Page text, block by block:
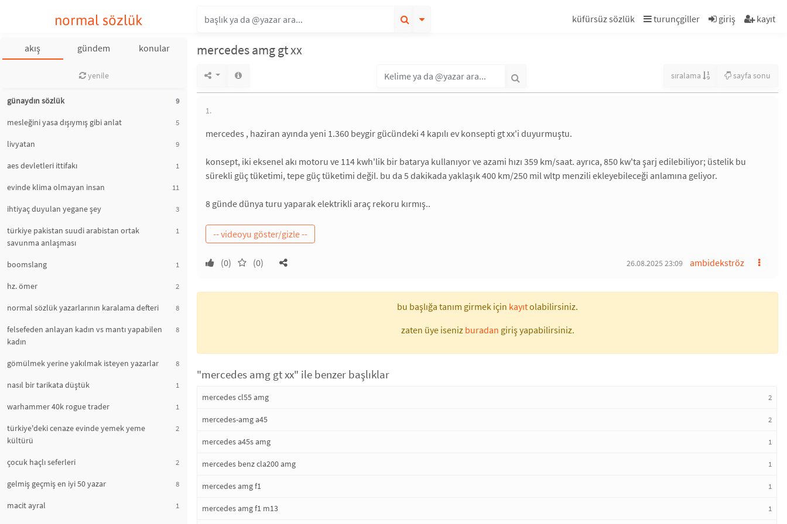
normal sözlük küfürsüz sözlük turunçgiller giriş kayıt
akış gündem konular
yenile
günaydın sözlük 9
mesleğini yasa dışıymış gibi anlat 5
livyatan 9
aes devletleri ittifakı 1
evinde klima olmayan insan 11
ihtiyaç duyulan yegane şey 3
türkiye pakistan suudi arabistan ortak
savunma anlaşması
1
boomslang 1
hz. ömer 2
normal sözlük yazarlarının karalama defteri 8
felsefeden anlayan kadın vs mantı yapabilen
kadın
8
gömülmek yerine yakılmak isteyen yazarlar 8
nasıl bir tarikata düştük 1
warhammer 40k rogue trader 1
türkiye'deki cenaze evinde yemek yeme
kültürü
2
çocuk haçlı seferleri 2
gelmiş geçmiş en iyi 50 yazar 8
macit ayral 1
mercedes amg gt xx
sıralama sayfa sonu
1.
mercedes , haziran ayında yeni 1.360 beygir gücündeki 4 kapılı ev konsepti gt xx'i duyurmuştu.
konsept, iki eksenel akı motoru ve 114 kwh'lik bir batarya kullanıyor ve azami hızı 359 km/saat. ayrıca, 850 kw'ta şarj edilebiliyor; üstelik bu
sürekli güç tüketimi, tepe güç tüketimi değil. bu da 5 dakikada yaklaşık 400 km/250 mil wltp menzili ekleyebileceği anlamına geliyor.
8 günde dünya turu yaparak elektrikli araç rekoru kırmış..
(0) (0) ambidekströz
26.08.2025 23:09
bu başlığa tanım girmek için kayıtolabilirsiniz.
zaten üye iseniz buradan giriş yapabilirsiniz.
"mercedes amg gt xx" ile benzer başlıklar
mercedes cl55 amg 2
mercedes-amg a45 2
mercedes a45s amg 1
mercedes benz cla200 amg 1
mercedes amg f1 1
mercedes amg f1 m13 1